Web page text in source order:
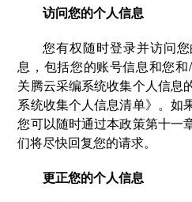
访问您的个人信息
您有权随时登录并访问
息，包括您的账号信息和您
关腾云采编系统收集个人信息
系统收集个人信息清单》。如
您可以随时通过本政策第十一
们将尽快回复您的请求。
更正您的个人信息